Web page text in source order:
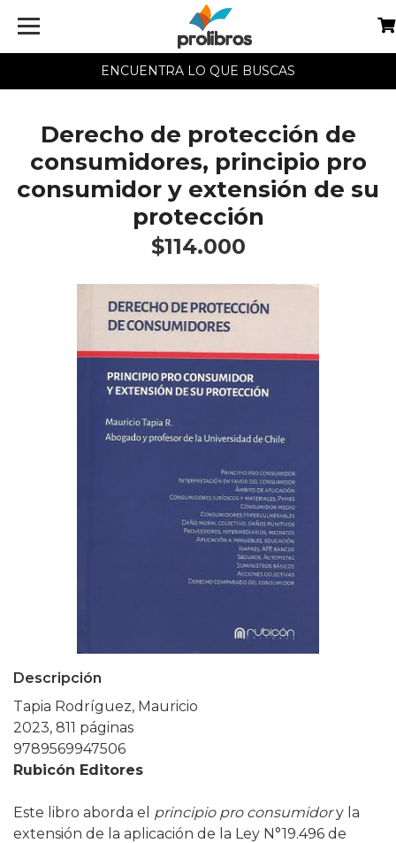
ENCUENTRA LO QUE BUSCAS
Derecho de protección de
consumidores, principio pro
consumidor y extensión de su
protección
$114.000
Descripción
Tapia Rodríguez, Mauricio
2023, 811 páginas
9789569947506
Rubicón Editores
Este libro aborda el principio pro consumidory la
extensión de la aplicación de la Ley N°19.496 de